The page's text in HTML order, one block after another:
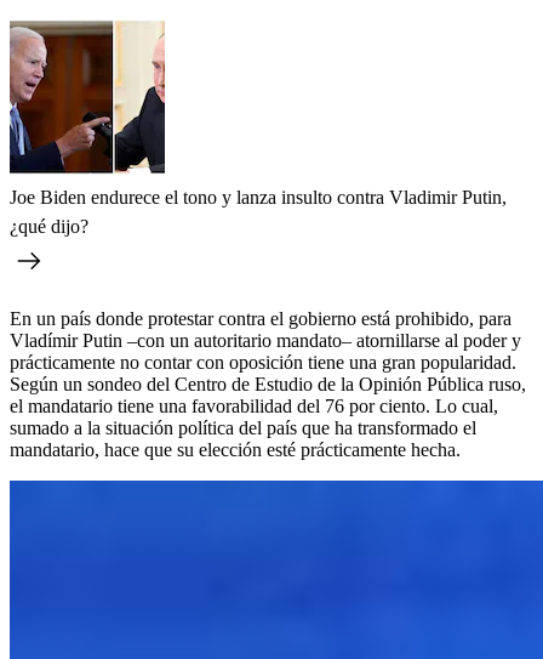
Joe Biden endurece el tono y lanza insulto contra Vladimir Putin,
¿qué dijo?
En un país donde protestar contra el gobierno está prohibido, para
Vladímir Putin –con un autoritario mandato– atornillarse al poder y
prácticamente no contar con oposición tiene una gran popularidad.
Según un sondeo del Centro de Estudio de la Opinión Pública ruso,
el mandatario tiene una favorabilidad del 76 por ciento. Lo cual,
sumado a la situación política del país que ha transformado el
mandatario, hace que su elección esté prácticamente hecha.